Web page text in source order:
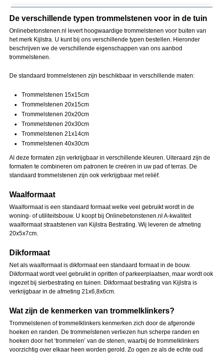
De verschillende typen trommelstenen voor in de tuin
Onlinebetonstenen.nl levert hoogwaardige trommelstenen voor buiten van
het merk Kijlstra. U kunt bij ons verschillende typen bestellen. Hieronder
beschrijven we de verschillende eigenschappen van ons aanbod
trommelstenen.
De standaard trommelstenen zijn beschikbaar in verschillende maten:
Trommelstenen 15x15cm
Trommelstenen 20x15cm
Trommelstenen 20x20cm
Trommelstenen 20x30cm
Trommelstenen 21x14cm
Trommelstenen 40x30cm
Al deze formaten zijn verkrijgbaar in verschillende kleuren. Uiteraard zijn de
formaten te combineren om patronen te creëren in uw pad of terras. De
standaard trommelstenen zijn ook verkrijgbaar met reliëf.
Waalformaat
Waalformaat is een standaard formaat welke veel gebruikt wordt in de
woning- of utiliteitsbouw. U koopt bij Onlinebetonstenen.nl A-kwaliteit
waalformaat straatstenen van Kijlstra Bestrating. Wij leveren de afmeting
20x5x7cm.
Dikformaat
Net als waalformaat is dikformaat een standaard formaat in de bouw.
Dikformaat wordt veel gebruikt in opritten of parkeerplaatsen, maar wordt ook
ingezet bij sierbestrating en tuinen. Dikformaat bestrating van Kijlstra is
verkrijgbaar in de afmeting 21x6,8x6cm.
Wat zijn de kenmerken van trommelklinkers?
Trommelstenen of trommelklinkers kenmerken zich door de afgeronde
hoeken en randen. De trommelstenen verliezen hun scherpe randen en
hoeken door het ‘trommelen’ van de stenen, waarbij de trommelklinkers
voorzichtig over elkaar heen worden gerold. Zo ogen ze als de echte oud